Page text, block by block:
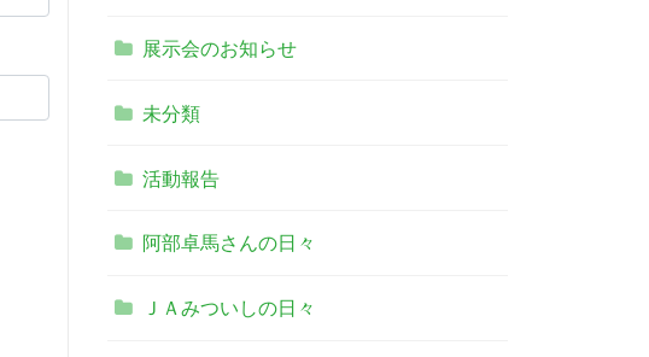
展示会のお知らせ
未分類
活動報告
阿部卓馬さんの日々
ＪＡみついしの日々